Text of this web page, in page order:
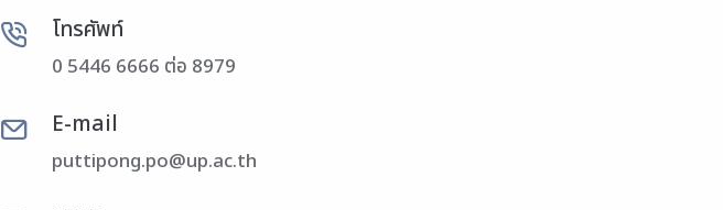
โทรศัพท์
0 5446 6666 ต่อ 8979
E-mail
puttipong.po@up.ac.th